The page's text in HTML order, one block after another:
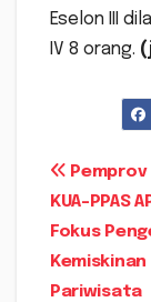
Eselon III
IV 8 orang.
pos
Pemprov
KUA-PPAS
Fokus
Pariwisata